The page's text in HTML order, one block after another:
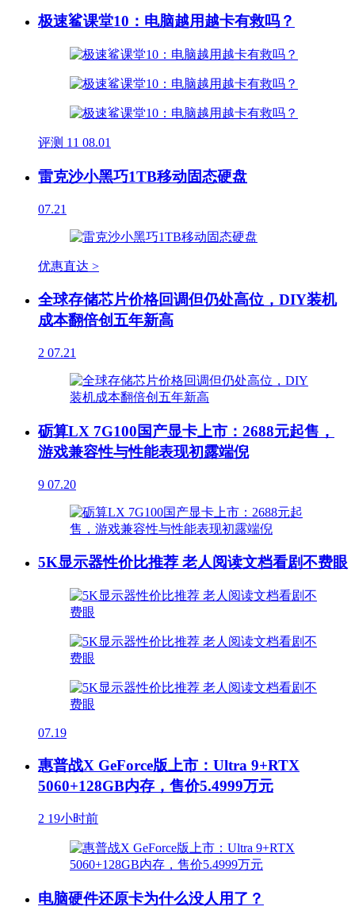
极速鲨课堂10：电脑越用越卡有救吗？
评测 11 08.01
雷克沙小黑巧1TB移动固态硬盘
07.21
优惠直达 >
全球存储芯片价格回调但仍处高位，DIY装机
成本翻倍创五年新高
2 07.21
砺算LX 7G100国产显卡上市：2688元起售，
游戏兼容性与性能表现初露端倪
9 07.20
5K显示器性价比推荐 老人阅读文档看剧不费眼
07.19
惠普战X GeForce版上市：Ultra 9+RTX
5060+128GB内存，售价5.4999万元
2 19小时前
电脑硬件还原卡为什么没人用了？